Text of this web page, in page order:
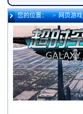
您的位置： > 网页游戏